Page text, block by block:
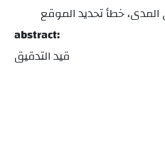
abstract:
قيد التدقيق